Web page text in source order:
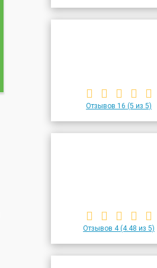
Отзывов 16 (5 из 5)
Отзывов 4(4.48 из 5)